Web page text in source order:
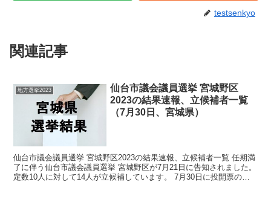
testsenkyo
関連記事
地方選挙2023
仙台市議会議員選挙 宮城野区
2023の結果速報、立候補者一覧
（7月30日、宮城県）
仙台市議会議員選挙 宮城野区2023の結果速報、立候補者一覧 任期満
了に伴う仙台市議会議員選挙 宮城野区が7月21日に告知されました。
定数10人に対して14人が立候補しています。 7月30日に投開票の予